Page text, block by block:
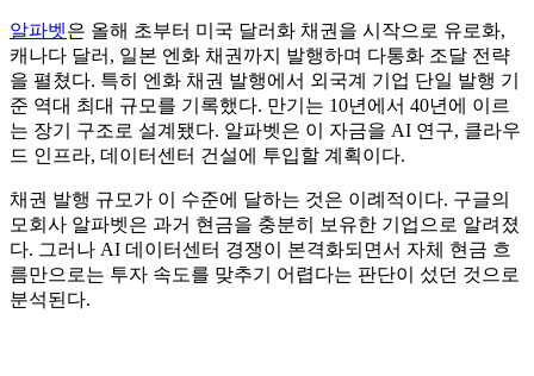
알파벳은 올해 초부터 미국 달러화 채권을 시작으로 유로화,
캐나다 달러, 일본 엔화 채권까지 발행하며 다통화 조달 전략
을 펼쳤다. 특히 엔화 채권 발행에서 외국계 기업 단일 발행 기
준 역대 최대 규모를 기록했다. 만기는 10년에서 40년에 이르
는 장기 구조로 설계됐다. 알파벳은 이 자금을 AI 연구, 클라우
드 인프라, 데이터센터 건설에 투입할 계획이다.
채권 발행 규모가 이 수준에 달하는 것은 이례적이다. 구글의
모회사 알파벳은 과거 현금을 충분히 보유한 기업으로 알려졌
다. 그러나 AI 데이터센터 경쟁이 본격화되면서 자체 현금 흐
름만으로는 투자 속도를 맞추기 어렵다는 판단이 섰던 것으로
분석된다.